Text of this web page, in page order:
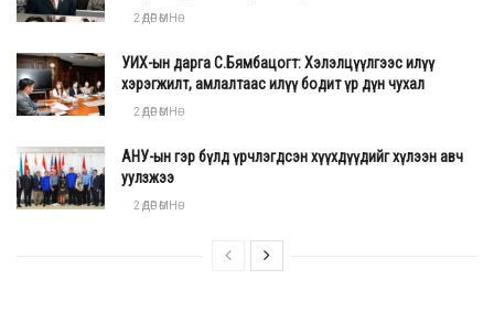
2 ӨДӨР ӨМНӨ
УИХ-ын дарга С.Бямбацогт: Хэлэлцүүлгээс илүү
хэрэгжилт, амлалтаас илүү бодит үр дүн чухал
2 ӨДӨР ӨМНӨ
АНУ-ын гэр бүлд үрчлэгдсэн хүүхдүүдийг хүлээн авч
уулзжээ
2 ӨДӨР ӨМНӨ